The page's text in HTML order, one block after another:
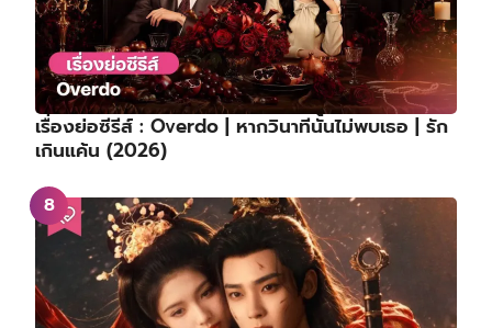
เรื่องย่อซีรีส์ : Overdo | หากวินาทีนั้นไม่พบเธอ | รัก
เกินแค้น (2026)